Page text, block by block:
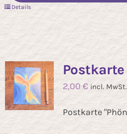
Details
Postkarte
2,00 € incl. MwSt.
Postkarte